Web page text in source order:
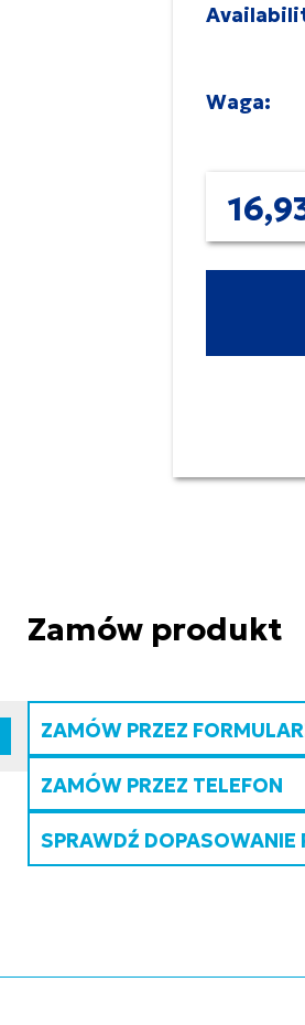
Waga:
Zamów produkt
ZAMÓW PRZEZ
ZAMÓW PRZEZ TELEFON
SPRAWDŹ DOPASOWANIE